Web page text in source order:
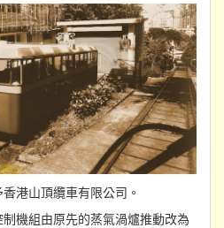
港山頂纜車有限公司。
機組由原先的蒸氣渦爐推動改為